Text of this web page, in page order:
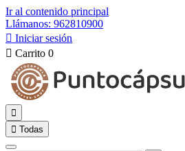
Ir al contenido principal
Llámanos: 962810900
 Iniciar sesión
 Carrito 0

 Todas